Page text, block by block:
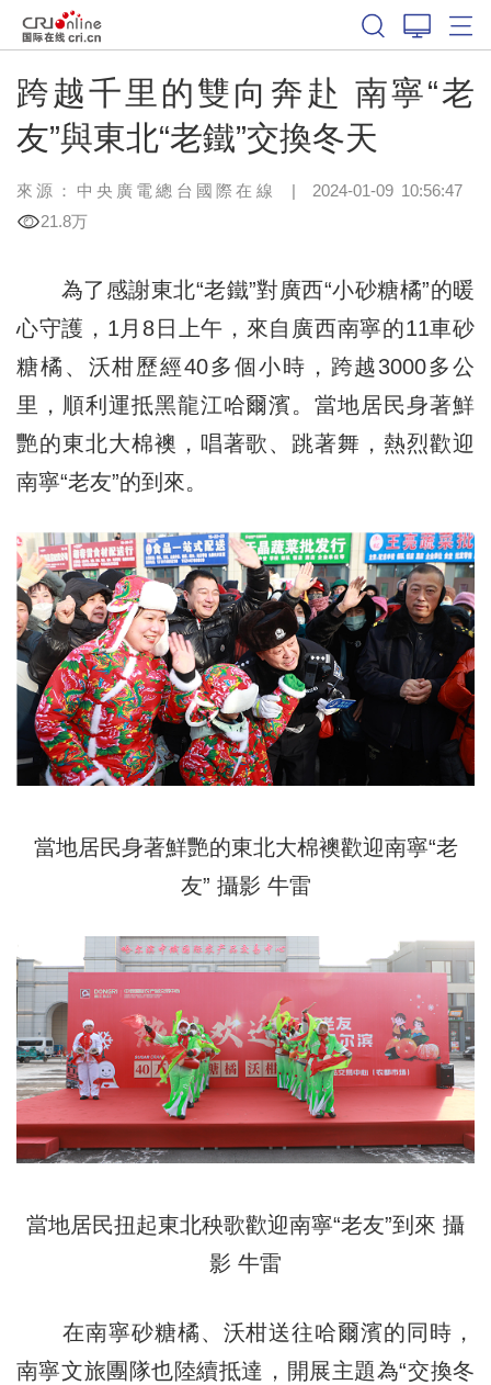
跨越千里的雙向奔赴 南寧“老
友”與東北“老鐵”交換冬天
來源：中央廣電總台國際在線 | 2024-01-09 10:56:47
21.8万
為了感謝東北“老鐵”對廣西“小砂糖橘”的暖
心守護，1月8日上午，來自廣西南寧的11車砂
糖橘、沃柑歷經40多個小時，跨越3000多公
里，順利運抵黑龍江哈爾濱。當地居民身著鮮
艷的東北大棉襖，唱著歌、跳著舞，熱烈歡迎
南寧“老友”的到來。
當地居民身著鮮艷的東北大棉襖歡迎南寧“老
友” 攝影 牛雷
當地居民扭起東北秧歌歡迎南寧“老友”到來 攝
影 牛雷
在南寧砂糖橘、沃柑送往哈爾濱的同時，
南寧文旅團隊也陸續抵達，開展主題為“交換冬